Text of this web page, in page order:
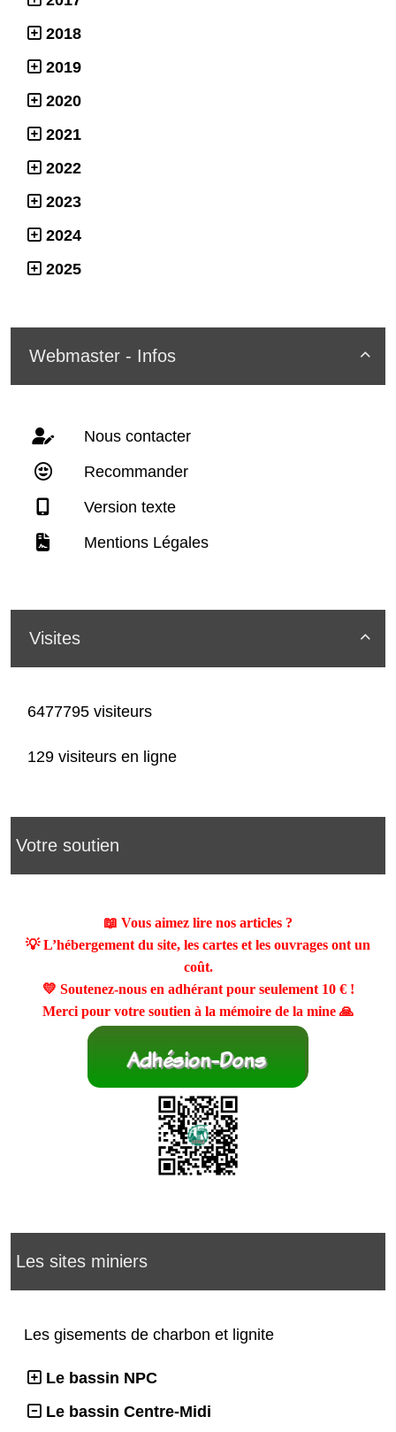
2018
2019
2020
2021
2022
2023
2024
2025

Webmaster - Infos
Nous contacter
Recommander
Version texte
Mentions Légales

Visites
6477795 visiteurs
129 visiteurs en ligne
Votre soutien
📖 Vous aimez lire nos articles ?
💡 L’hébergement du site, les cartes et les ouvrages ont un
coût.
💛 Soutenez-nous en adhérant pour seulement 10 €!
Merci pour votre soutien à la mémoire de la mine 🙏
Les sites miniers
Les gisements de charbon et lignite
Le bassin NPC
Le bassin Centre-Midi